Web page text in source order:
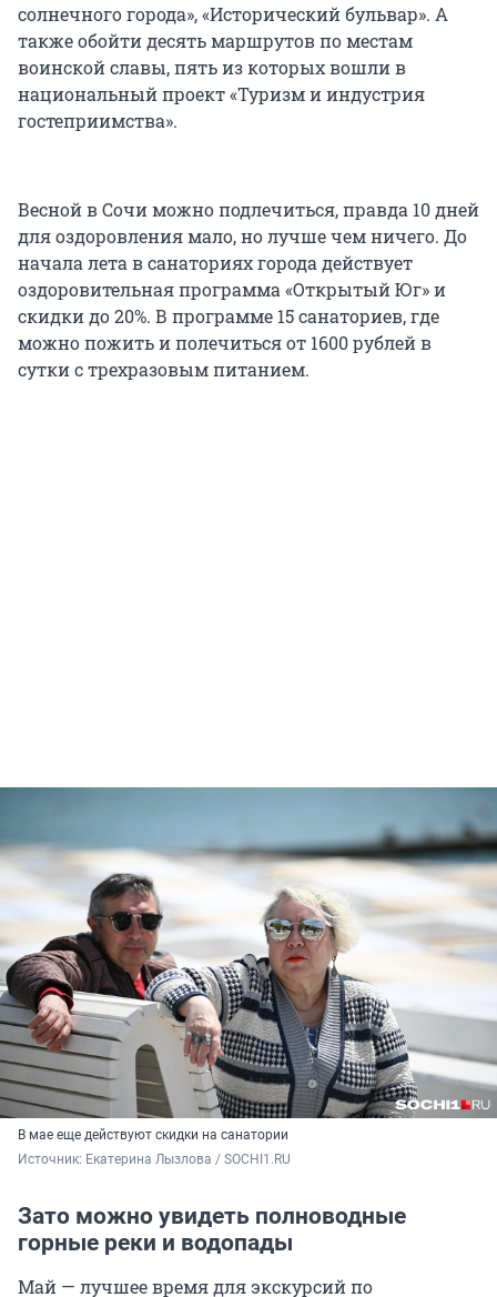
солнечного города», «Исторический бульвар». А
также обойти десять маршрутов по местам
воинской славы, пять из которых вошли в
национальный проект «Туризм и индустрия
гостеприимства».
Весной в Сочи можно подлечиться, правда 10 дней
для оздоровления мало, но лучше чем ничего. До
начала лета в санаториях города действует
оздоровительная программа «Открытый Юг» и
скидки до 20%. В программе 15 санаториев, где
можно пожить и полечиться от 1600 рублей в
сутки с трехразовым питанием.
В мае еще действуют скидки на санатории
Источник: Екатерина Лызлова / SOCHI1.RU
Зато можно увидеть полноводные
горные реки и водопады
Май — лучшее время для экскурсий по